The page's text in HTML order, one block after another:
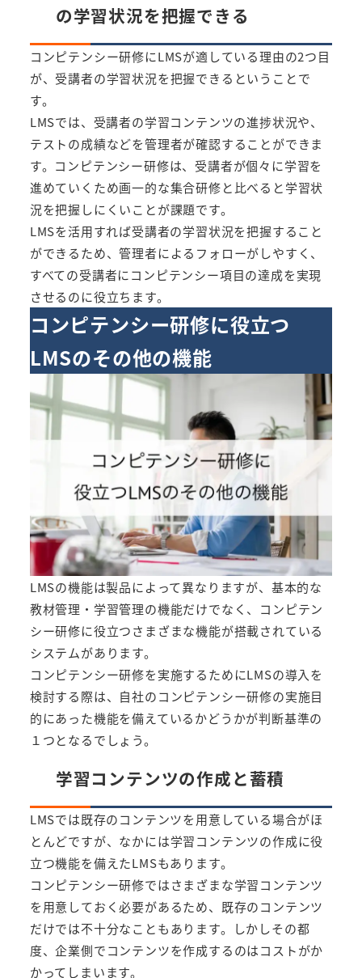
の学習状況を把握できる
コンピテンシー研修にLMSが適している理由の2つ目
が、受講者の学習状況を把握できるということで
す。
LMSでは、受講者の学習コンテンツの進捗状況や、
テストの成績などを管理者が確認することができま
す。コンピテンシー研修は、受講者が個々に学習を
進めていくため画一的な集合研修と比べると学習状
況を把握しにくいことが課題です。
LMSを活用すれば受講者の学習状況を把握すること
ができるため、管理者によるフォローがしやすく、
すべての受講者にコンピテンシー項目の達成を実現
させるのに役立ちます。
コンピテンシー研修に役立つ
LMSのその他の機能
LMSの機能は製品によって異なりますが、基本的な
教材管理・学習管理の機能だけでなく、コンピテン
シー研修に役立つさまざまな機能が搭載されている
システムがあります。
コンピテンシー研修を実施するためにLMSの導入を
検討する際は、自社のコンピテンシー研修の実施目
的にあった機能を備えているかどうかが判断基準の
１つとなるでしょう。
学習コンテンツの作成と蓄積
LMSでは既存のコンテンツを用意している場合がほ
とんどですが、なかには学習コンテンツの作成に役
立つ機能を備えたLMSもあります。
コンピテンシー研修ではさまざまな学習コンテンツ
を用意しておく必要があるため、既存のコンテンツ
だけでは不十分なこともあります。しかしその都
度、企業側でコンテンツを作成するのはコストがか
かってしまいます。